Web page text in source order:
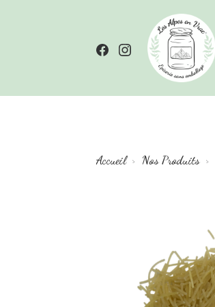
FacebookInstagram
Accueil Nos Produits